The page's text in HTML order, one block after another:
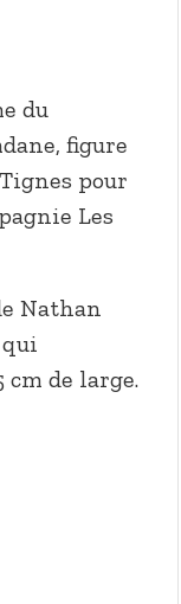
du
figure
pour
Les
Nathan
cm de large.